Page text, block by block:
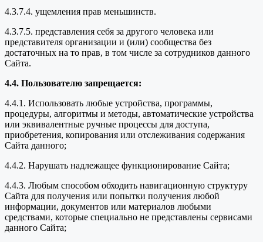
4.3.7.4. ущемления прав меньшинств.
4.3.7.5. представления себя за другого человека или
представителя организации и (или) сообщества без
достаточных на то прав, в том числе за сотрудников данного
Сайта.
4.4. Пользователю запрещается:
4.4.1. Использовать любые устройства, программы,
процедуры, алгоритмы и методы, автоматические устройства
или эквивалентные ручные процессы для доступа,
приобретения, копирования или отслеживания содержания
Сайта данного;
4.4.2. Нарушать надлежащее функционирование Сайта;
4.4.3. Любым способом обходить навигационную структуру
Сайта для получения или попытки получения любой
информации, документов или материалов любыми
средствами, которые специально не представлены сервисами
данного Сайта;